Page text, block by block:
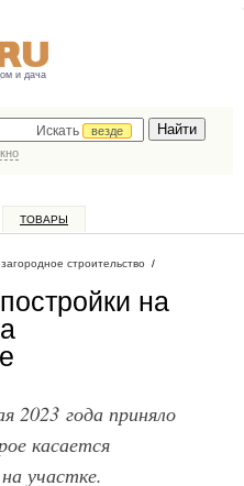
и дача
Искать
везде
ТОВАРЫ
строительство /
на
2023 года приняло
касается
участке.